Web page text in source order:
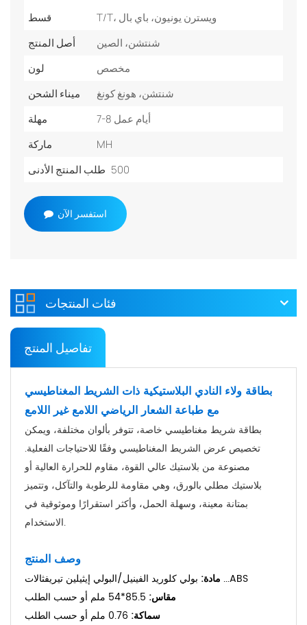
قسط
T/T، ويسترن يونيون، باي بال
أصل المنتج
شنتشن، الصين
لون
مخصص
ميناء الشحن
شنتشن، هونغ كونغ
مهلة
7-8 أيام عمل
ماركة
MH
طلب المنتج الأدنى 500
استفسر الآن
فئات المنتجات
تفاصيل المنتج
بطاقة ولاء النادي البلاستيكية ذات الشريط المغناطيسي
مع طباعة الشعار الرياضي اللامع غير اللامع
بطاقة شريط مغناطيسي خاصة، تتوفر بألوان مختلفة، ويمكن
تخصيص عرض الشريط المغناطيسي وفقًا للاحتياجات الفعلية.
مصنوعة من بلاستيك عالي القوة، مقاوم للحرارة العالية أو
بلاستيك مطلي بالورق، وهي مقاومة للرطوبة والتآكل، وتتميز
بمتانة معينة، وسهلة الحمل، وأكثر استقرارًا وموثوقية في
الاستخدام.
وصف المنتج
مادة: بولي كلوريد الفينيل/البولي إيثيلين تيريفثالات ...ABS
مقاس: 85.5*54 ملم أو حسب الطلب
سماكة: 0.76 ملم أو حسب الطلب